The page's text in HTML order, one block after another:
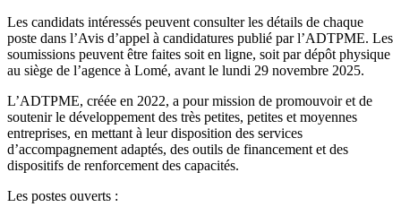
Les candidats intéressés peuvent consulter les détails de chaque
poste dans l’Avis d’appel à candidatures publié par l’ADTPME. Les
soumissions peuvent être faites soit en ligne, soit par dépôt physique
au siège de l’agence à Lomé, avant le lundi 29 novembre 2025.
L’ADTPME, créée en 2022, a pour mission de promouvoir et de
soutenir le développement des très petites, petites et moyennes
entreprises, en mettant à leur disposition des services
d’accompagnement adaptés, des outils de financement et des
dispositifs de renforcement des capacités.
Les postes ouverts :